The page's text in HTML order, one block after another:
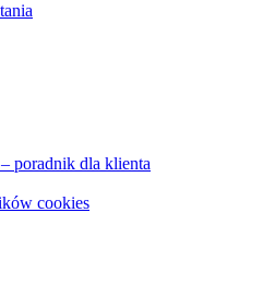
poradnik dla klienta
cookies